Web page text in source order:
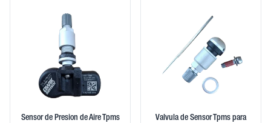
Sensor de Presion de Aire Tpms
Valvula de Sensor Tpms para